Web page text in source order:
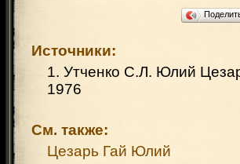
Источники:
1. Утченко С.Л. Юлий
1976
См. также:
Цезарь Гай Юлий